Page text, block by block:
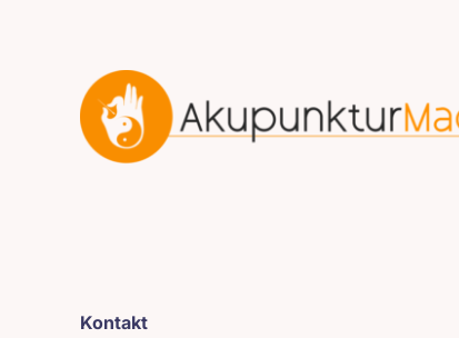
Kontakt